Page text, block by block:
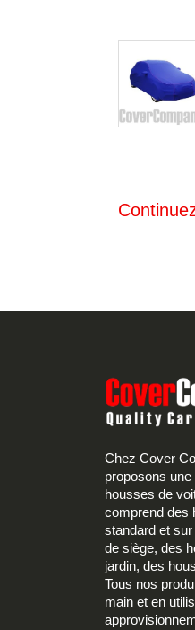
Chez Cover
proposons
housses de
comprend des
standard et
de siège, des
jardin, des
Tous nos
main et en